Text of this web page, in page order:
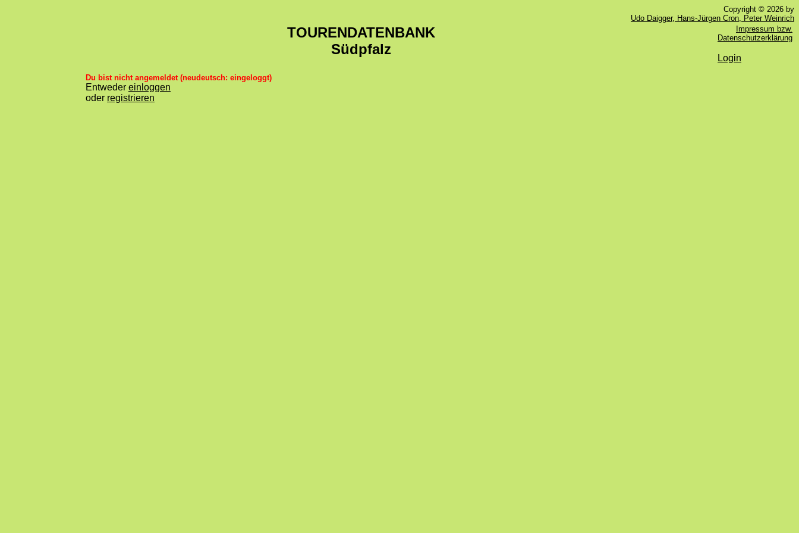
Copyright © 2026 by
Udo Daigger, Hans-Jürgen Cron, Peter Weinrich
TOURENDATENBANK
Südpfalz
Impressum bzw.
Datenschutzerklärung
Login
Du bist nicht angemeldet (neudeutsch: eingeloggt)
Entweder einloggen
oder registrieren